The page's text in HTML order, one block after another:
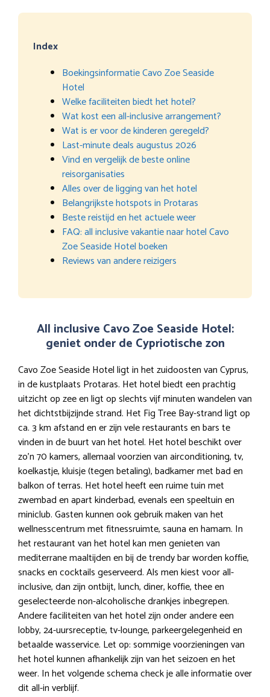
Index
Boekingsinformatie Cavo Zoe Seaside
Hotel
Welke faciliteiten biedt het hotel?
Wat kost een all-inclusive arrangement?
Wat is er voor de kinderen geregeld?
Last-minute deals augustus 2026
Vind en vergelijk de beste online
reisorganisaties
Alles over de ligging van het hotel
Belangrijkste hotspots in Protaras
Beste reistijd en het actuele weer
FAQ: all inclusive vakantie naar hotel Cavo
Zoe Seaside Hotel boeken
Reviews van andere reizigers
All inclusive Cavo Zoe Seaside Hotel:
geniet onder de Cypriotische zon
Cavo Zoe Seaside Hotel ligt in het zuidoosten van Cyprus,
in de kustplaats Protaras. Het hotel biedt een prachtig
uitzicht op zee en ligt op slechts vijf minuten wandelen van
het dichtstbijzijnde strand. Het Fig Tree Bay-strand ligt op
ca. 3 km afstand en er zijn vele restaurants en bars te
vinden in de buurt van het hotel. Het hotel beschikt over
zo’n 70 kamers, allemaal voorzien van airconditioning, tv,
koelkastje, kluisje (tegen betaling), badkamer met bad en
balkon of terras. Het hotel heeft een ruime tuin met
zwembad en apart kinderbad, evenals een speeltuin en
miniclub. Gasten kunnen ook gebruik maken van het
wellnesscentrum met fitnessruimte, sauna en hamam. In
het restaurant van het hotel kan men genieten van
mediterrane maaltijden en bij de trendy bar worden koffie,
snacks en cocktails geserveerd. Als men kiest voor all-
inclusive, dan zijn ontbijt, lunch, diner, koffie, thee en
geselecteerde non-alcoholische drankjes inbegrepen.
Andere faciliteiten van het hotel zijn onder andere een
lobby, 24-uursreceptie, tv-lounge, parkeergelegenheid en
betaalde wasservice. Let op: sommige voorzieningen van
het hotel kunnen afhankelijk zijn van het seizoen en het
weer. In het volgende schema check je alle informatie over
dit all-in verblijf.